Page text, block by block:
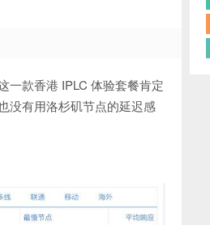
一款香港 IPLC 体验套餐肯定
没有用洛杉矶节点的延迟感